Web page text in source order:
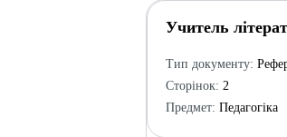
Учитель
Тип документу:
Сторінок: 2
Предмет: Педагогіка